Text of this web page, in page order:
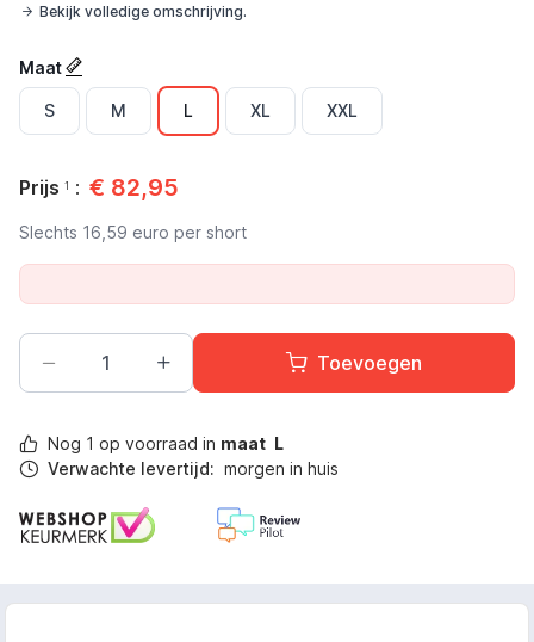
Bekijk volledige omschrijving.
Maat
S M L XL XXL
Prijs 1 : € 82,95
Slechts 16,59 euro per short
Toevoegen
Nog 1 op voorraad in maat L
Verwachte levertijd: morgen in huis